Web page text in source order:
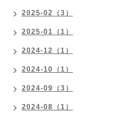
2025-02（3）
2025-01（1）
2024-12（1）
2024-10（1）
2024-09（3）
2024-08（1）